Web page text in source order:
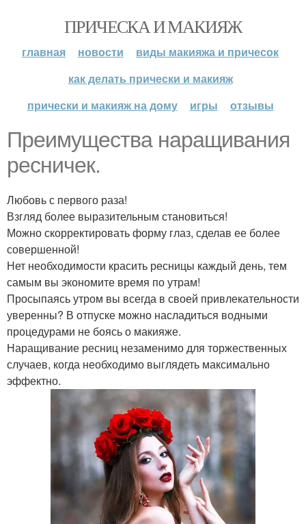
ПРИЧЕСКА И МАКИЯЖ
главная новости
виды макияжа и причесок
как делать прически и макияж
прически и макияж на дому
игры отзывы
Преимущества наращивания
ресничек.
Любовь с первого раза!
Взгляд более выразительным становиться!
Можно скорректировать форму глаз, сделав ее более
совершенной!
Нет необходимости красить ресницы каждый день, тем
самым вы экономите время по утрам!
Просыпаясь утром вы всегда в своей привлекательности
уверенны? В отпуске можно насладиться водными
процедурами не боясь о макияже.
Наращивание ресниц незаменимо для торжественных
случаев, когда необходимо выглядеть максимально
эффектно.